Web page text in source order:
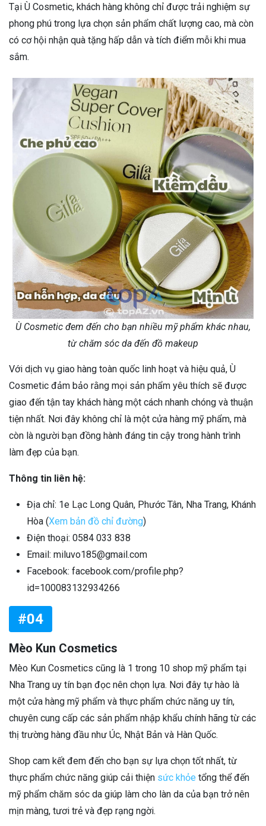
Tại Ù Cosmetic, khách hàng không chỉ được trải nghiệm sự
phong phú trong lựa chọn sản phẩm chất lượng cao, mà còn
có cơ hội nhận quà tặng hấp dẫn và tích điểm mỗi khi mua
sắm.
Ù Cosmetic đem đến cho bạn nhiều mỹ phẩm khác nhau,
từ chăm sóc da đến đồ makeup
Với dịch vụ giao hàng toàn quốc linh hoạt và hiệu quả, Ù
Cosmetic đảm bảo rằng mọi sản phẩm yêu thích sẽ được
giao đến tận tay khách hàng một cách nhanh chóng và thuận
tiện nhất. Nơi đây không chỉ là một cửa hàng mỹ phẩm, mà
còn là người bạn đồng hành đáng tin cậy trong hành trình
làm đẹp của bạn.
Thông tin liên hệ:
Địa chỉ: 1e Lạc Long Quân, Phước Tân, Nha Trang, Khánh
Hòa (Xem bản đồ chỉ đường)
Điện thoại: 0584 033 838
Email: miluvo185@gmail.com
Facebook: facebook.com/profile.php?
id=100083132934266
#04
Mèo Kun Cosmetics
Mèo Kun Cosmetics cũng là 1 trong 10 shop mỹ phẩm tại
Nha Trang uy tín bạn đọc nên chọn lựa. Nơi đây tự hào là
một cửa hàng mỹ phẩm và thực phẩm chức năng uy tín,
chuyên cung cấp các sản phẩm nhập khẩu chính hãng từ các
thị trường hàng đầu như Úc, Nhật Bản và Hàn Quốc.
Shop cam kết đem đến cho bạn sự lựa chọn tốt nhất, từ
thực phẩm chức năng giúp cải thiện sức khỏe tổng thể đến
mỹ phẩm chăm sóc da giúp làm cho làn da của bạn trở nên
mịn màng, tươi trẻ và đẹp rạng ngời.